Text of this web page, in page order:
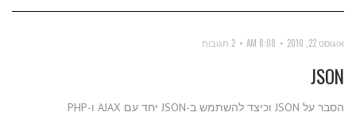
אוגוסט 22, 2010 8:08 AM 2 תגובות
JSON
הסבר על JSON וכיצד להשתמש ב-JSON יחד עם AJAX ו-PHP